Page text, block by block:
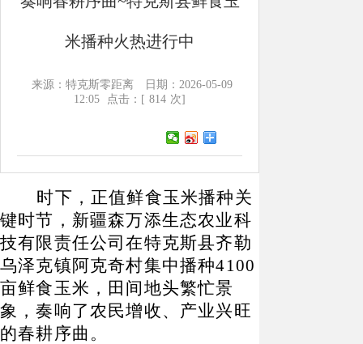
米播种火热进行中
来源：特克斯零距离
日期：2026-05-09
12:05
点击：[ 814 次]
时下，正值鲜食玉米播种关
键时节，新疆森万添生态农业科
技有限责任公司在特克斯县齐勒
乌泽克镇阿克奇村集中播种4100
亩鲜食玉米，田间地头繁忙景
象，奏响了农民增收、产业兴旺
的春耕序曲。